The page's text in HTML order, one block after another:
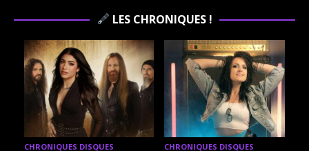
LES CHRONIQUES !
CHRONIQUES DISQUES CHRONIQUES DISQUES